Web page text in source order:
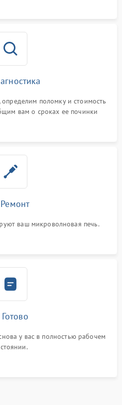
поломку и стоимость
вам о сроках ее починки
ваш микроволновая печь.
у вас в полностью рабочем